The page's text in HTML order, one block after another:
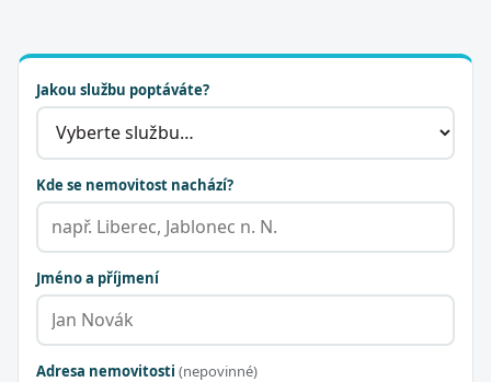
Jakou službu poptáváte?
Kde se nemovitost nachází?
Jméno a příjmení
Adresa nemovitosti (nepovinné)